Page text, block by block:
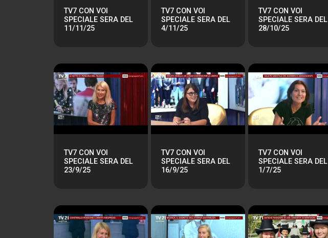
TV7 CON VOI
SPECIALE SERA DEL
11/11/25
TV7 CON VOI
SPECIALE SERA DEL
4/11/25
TV7 CON VOI
SPECIALE SERA DEL
28/10/25
TV7 CON VOI
SPECIALE SERA DEL
23/9/25
TV7 CON VOI
SPECIALE SERA DEL
16/9/25
TV7 CON VOI
SPECIALE SERA DEL
1/7/25